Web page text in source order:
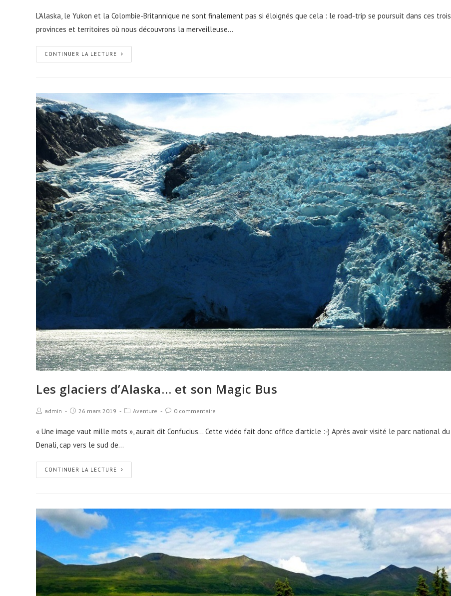
L'Alaska, le Yukon et la Colombie-Britannique ne sont finalement pas si éloignés que cela : le road-trip se poursuit dans ces trois
provinces et territoires où nous découvrons la merveilleuse…
CONTINUER LA LECTURE
Les glaciers d’Alaska… et son Magic Bus
admin 26 mars 2019 Aventure 0 commentaire
« Une image vaut mille mots », aurait dit Confucius... Cette vidéo fait donc office d'article :-) Après avoir visité le parc national du
Denali, cap vers le sud de…
CONTINUER LA LECTURE